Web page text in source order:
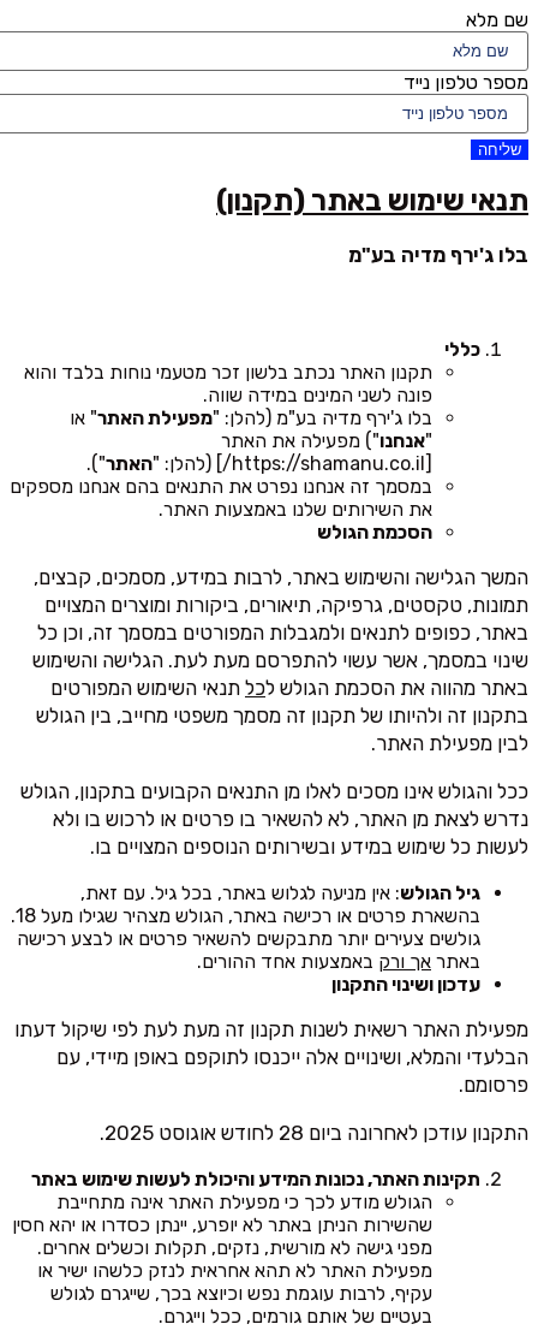
שם מלא
מספר טלפון נייד
שליחה
תנאי שימוש באתר (תקנון)
בלו ג'ירף מדיה בע"מ
כללי
תקנון האתר נכתב בלשון זכר מטעמי נוחות בלבד והוא
פונה לשני המינים במידה שווה.
בלו ג'ירף מדיה בע"מ (להלן: "מפעילת האתר" או
"אנחנו") מפעילה את האתר
האתר").
במסמך זה אנחנו נפרט את התנאים בהם אנחנו מספקים
את השירותים שלנו באמצעות האתר.
הסכמת הגולש
המשך הגלישה והשימוש באתר, לרבות במידע, מסמכים, קבצים,
תמונות, טקסטים, גרפיקה, תיאורים, ביקורות ומוצרים המצויים
באתר, כפופים לתנאים ולמגבלות המפורטים במסמך זה, וכן כל
שינוי במסמך, אשר עשוי להתפרסם מעת לעת. הגלישה והשימוש
באתר מהווה את הסכמת הגולש לכל תנאי השימוש המפורטים
בתקנון זה ולהיותו של תקנון זה מסמך משפטי מחייב, בין הגולש
לבין מפעילת האתר.
ככל והגולש אינו מסכים לאלו מן התנאים הקבועים בתקנון, הגולש
נדרש לצאת מן האתר, לא להשאיר בו פרטים או לרכוש בו ולא
לעשות כל שימוש במידע ובשירותים הנוספים המצויים בו.
גיל הגולש: אין מניעה לגלוש באתר, בכל גיל. עם זאת,
בהשארת פרטים או רכישה באתר, הגולש מצהיר שגילו מעל 18.
גולשים צעירים יותר מתבקשים להשאיר פרטים או לבצע רכישה
באתר אך ורק באמצעות אחד ההורים.
עדכון ושינוי התקנון
מפעילת האתר רשאית לשנות תקנון זה מעת לעת לפי שיקול דעתו
הבלעדי והמלא, ושינויים אלה ייכנסו לתוקפם באופן מיידי, עם
פרסומם.
התקנון עודכן לאחרונה ביום 28 לחודש אוגוסט 2025.
תקינות האתר, נכונות המידע והיכולת לעשות שימוש באתר
הגולש מודע לכך כי מפעילת האתר אינה מתחייבת
שהשירות הניתן באתר לא יופרע, יינתן כסדרו או יהא חסין
מפני גישה לא מורשית, נזקים, תקלות וכשלים אחרים.
מפעילת האתר לא תהא אחראית לנזק כלשהו ישיר או
עקיף, לרבות עוגמת נפש וכיוצא בכך, שייגרם לגולש
בעטיים של אותם גורמים, ככל וייגרם.